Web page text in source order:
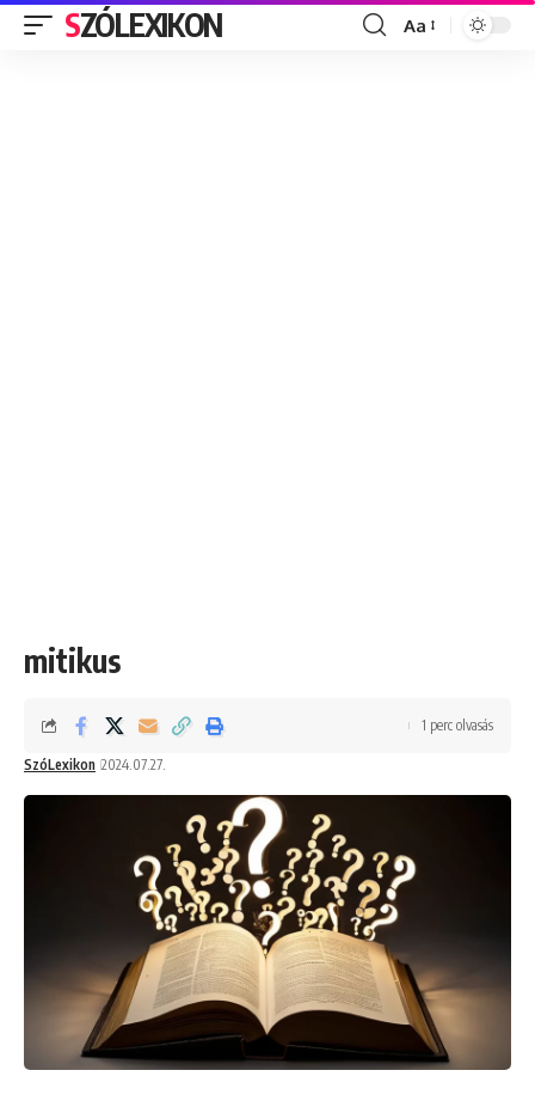
SZÓLEXIKON
Font
Aa
mitikus
SzóLexikon 2024.07.27.
1 perc olvasás